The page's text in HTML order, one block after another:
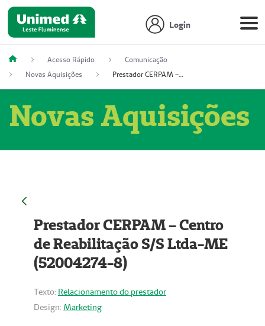
Login
Acesso Rápido
Comunicação
Novas Aquisições
Prestador CERPAM – Centro de Reabilitação S/S Ltda-ME (52004274-8)
Novas Aquisições
Prestador CERPAM – Centro
de Reabilitação S/S Ltda-ME
(52004274-8)
Texto: Relacionamento do prestador
Design: Marketing